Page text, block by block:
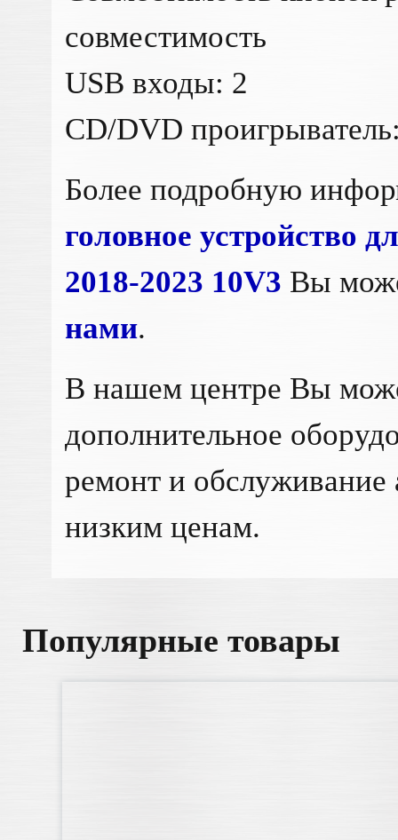
совместимость
USB входы: 2
CD/DVD
Более подробную
головное устройство
2018-2023 10V3 Вы
нами.
В нашем центре Вы
дополнительное
ремонт и обслуживание
низким ценам.
Популярные товары